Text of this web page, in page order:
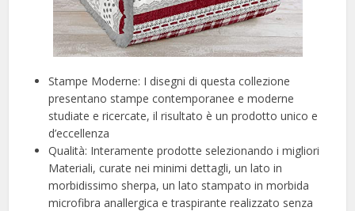
️Stampe Moderne: I disegni di questa collezione
presentano stampe contemporanee e moderne
studiate e ricercate, il risultato è un prodotto unico e
d’eccellenza
️Qualità: Interamente prodotte selezionando i migliori
Materiali, curate nei minimi dettagli, un lato in
morbidissimo sherpa, un lato stampato in morbida
microfibra anallergica e traspirante realizzato senza